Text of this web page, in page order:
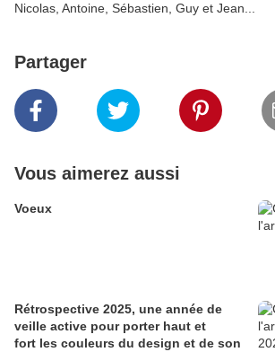
Nicolas, Antoine, Sébastien, Guy et Jean...
Partager
Vous aimerez aussi
Voeux
Rétrospective 2025, une année de
veille active pour porter haut et
fort les couleurs du design et de son